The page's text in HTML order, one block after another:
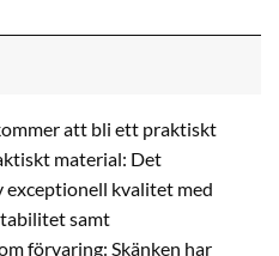
att bli ett praktiskt
material: Det
exceptionell kvalitet med
samt
förvaring: Skänken har